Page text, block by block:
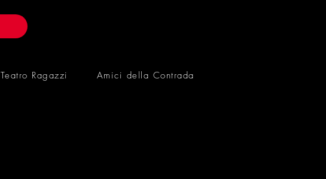
Teatro Ragazzi Amici della Contrada